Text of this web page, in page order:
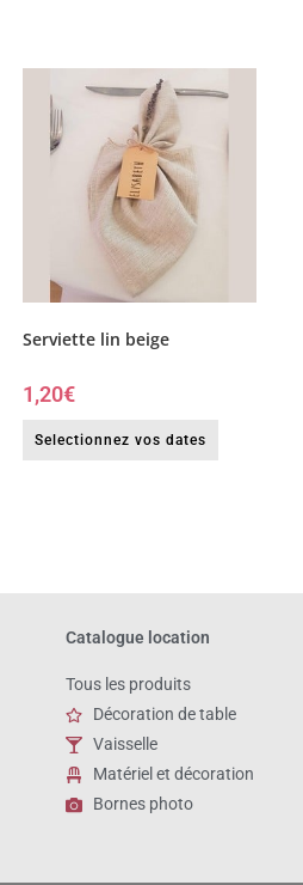
Serviette lin beige
1,20€
Selectionnez vos dates
Catalogue location
Tous les produits
Décoration de table
Vaisselle
Matériel et décoration
Bornes photo